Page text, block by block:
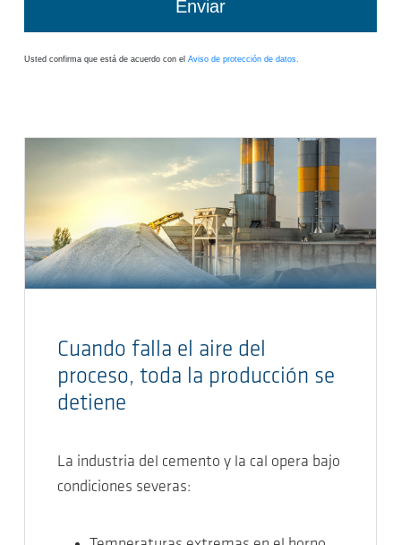
Cuando falla el aire del
proceso, toda la producción se
detiene
La industria del cemento y la cal opera bajo
condiciones severas: